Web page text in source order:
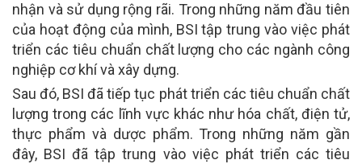
nhận và sử dụng rộng rãi. Trong những năm đầu tiên
của hoạt động của mình, BSI tập trung vào việc phát
triển các tiêu chuẩn chất lượng cho các ngành công
nghiệp cơ khí và xây dựng.
Sau đó, BSI đã tiếp tục phát triển các tiêu chuẩn chất
lượng trong các lĩnh vực khác như hóa chất, điện tử,
thực phẩm và dược phẩm. Trong những năm gần
đây, BSI đã tập trung vào việc phát triển các tiêu